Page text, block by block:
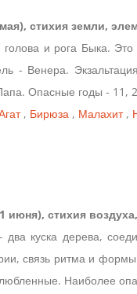
стихия земли,
и рога Быка.
- Венера.
Опасные годы - 11,
, Бирюза , Малахит,
стихия
два куска дерева,
связь ритма и
Наиболее